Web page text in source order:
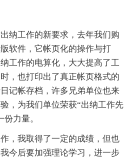
工作的新要求，去年我们购
软件，它帐页化的操作与打
工作的电算化，大大提高了工
，也打印出了真正帐页格式的
记帐存档，许多兄弟单位也来
，为我们单位荣获“出纳工作先
力量。
我取得了一定的成绩，但也
今后要加强理论学习，进一步